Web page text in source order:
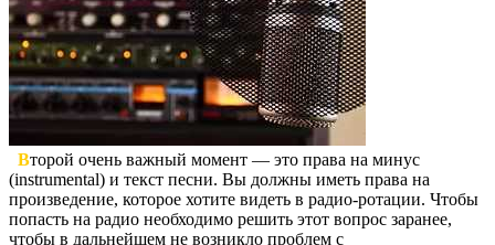
Второй очень важный момент — это права на минус
(instrumental) и текст песни. Вы должны иметь права на
произведение, которое хотите видеть в радио-ротации. Чтобы
попасть на радио необходимо решить этот вопрос заранее,
чтобы в дальнейшем не возникло проблем с